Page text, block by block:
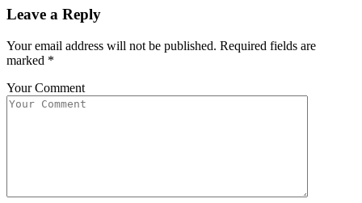
Leave a Reply
Your email address will not be published. Required fields are
marked *
Your Comment